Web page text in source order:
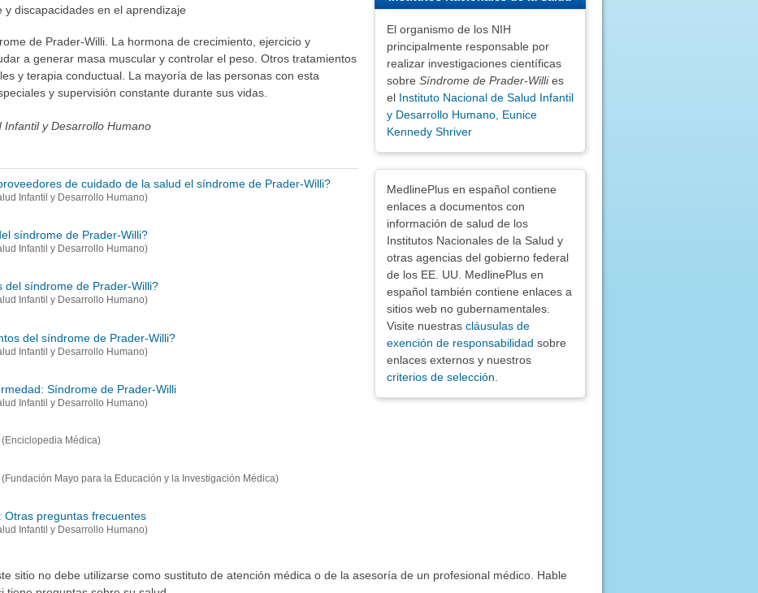
y discapacidades en el aprendizaje
de Prader-Willi. La hormona de crecimiento, ejercicio y
a generar masa muscular y controlar el peso. Otros tratamientos
y terapia conductual. La mayoría de las personas con esta
y supervisión constante durante sus vidas.
y Desarrollo Humano
de cuidado de la salud el síndrome de Prader-Willi?
Infantil y Desarrollo Humano)
síndrome de Prader-Willi?
Infantil y Desarrollo Humano)
del síndrome de Prader-Willi?
Infantil y Desarrollo Humano)
del síndrome de Prader-Willi?
Infantil y Desarrollo Humano)
Síndrome de Prader-Willi
Infantil y Desarrollo Humano)
(Enciclopedia Médica)
(Fundación Mayo para la Educación y la Investigación Médica)
preguntas frecuentes
Infantil y Desarrollo Humano)
El organismo de los NIH
principalmente responsable por
realizar investigaciones científicas
sobre Síndrome de Prader-Willies
el Instituto Nacional de Salud Infantil
y Desarrollo Humano, Eunice
Kennedy Shriver
MedlinePlus en español contiene
enlaces a documentos con
información de salud de los
Institutos Nacionales de la Salud y
otras agencias del gobierno federal
de los EE. UU. MedlinePlus en
español también contiene enlaces a
sitios web no gubernamentales.
Visite nuestras cláusulas de
exención de responsabilidad sobre
enlaces externos y nuestros
criterios de selección
sitio no debe utilizarse como sustituto de atención médica o de la asesoría de un profesional médico. Hable